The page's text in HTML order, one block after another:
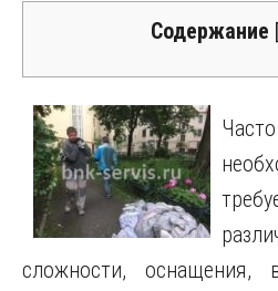
Содержание [
сложности, оснащения,